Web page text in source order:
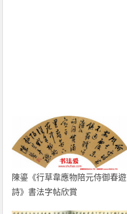
陳鎏《行草韋應物陪元侍御春遊
詩》書法字帖欣賞